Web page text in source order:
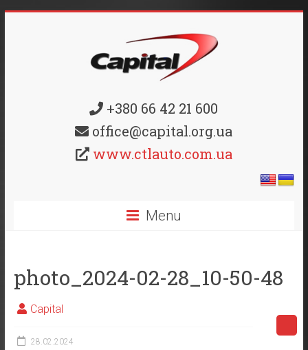
+380 66 42 21 600
office@capital.org.ua
www.ctlauto.com.ua
Menu
photo_2024-02-28_10-50-48
Capital
28.02.2024